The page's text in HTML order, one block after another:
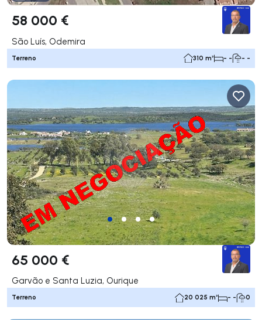
58 000 €
São Luís, Odemira
Terreno 310 m² - - - -
65 000 €
Garvão e Santa Luzia, Ourique
Terreno 20 025 m² - - 0